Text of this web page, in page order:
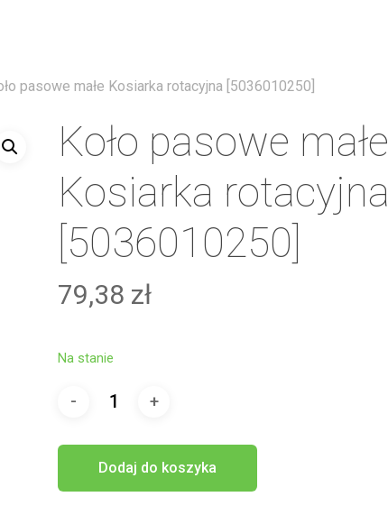
pasowe małe Kosiarka rotacyjna [5036010250]
Koło pasowe małe
Kosiarka rotacyjna
[5036010250]
79,38 zł
Na stanie
Dodaj do koszyka